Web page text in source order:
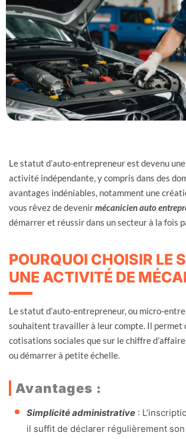
Le statut d’auto-entrepreneur est devenu
activité indépendante, y compris dans des
avantages indéniables, notamment une
vous rêvez de devenirmécanicien auto
démarrer et réussir dans un secteur à la fois
POURQUOI CHOISIR LE
UNE ACTIVITÉ DE
Le statut d’auto-entrepreneur, ou micro-
souhaitent travailler à leur compte. Il permet
cotisations sociales que sur le chiffre
ou démarrer à petite échelle.
Avantages :
Simplicité administrative :
il suffit de déclarer régulièrement